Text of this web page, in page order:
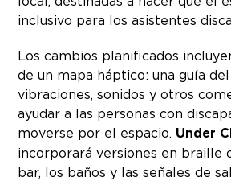
inclusivo para los asistentes
Los cambios planificados
de un mapa háptico: una guía
vibraciones, sonidos y otros
ayudar a las personas con
moverse por el espacio. Under
incorporará versiones en braille
bar, los baños y las señales de